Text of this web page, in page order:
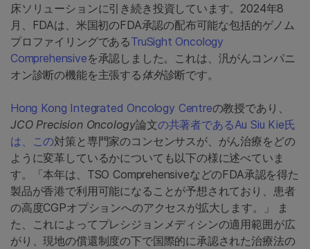
床ソリューションに引き続き投資しています。2024年8
月、FDAは、米国初のFDA承認の配布可能な包括的ゲノム
プロファイリングであるTruSight Oncology
Comprehensiveを承認しました。これは、汎がんコンパニ
オン診断の機能を主張する体外診断です。
Hong Kong Integrated Oncology Centreの教授であり、
JCO Precision Oncology論文の共著者であるAu Siu Kie氏
は、この対策と専門家のコンセンサスが、がん治療をどの
ように変革しているかについても以下の様に述べていま
す。「本年は、TSO ComprehensiveなどのFDA承認を得た
製品が香港で利用可能になることが予想されており、患者
の高度CGPオプションへのアクセスが拡大します。」 ま
た、これによってプレシジョンメディシンの適用範囲が広
がり、現地の償還制度の下で国際的に承認された治療法の